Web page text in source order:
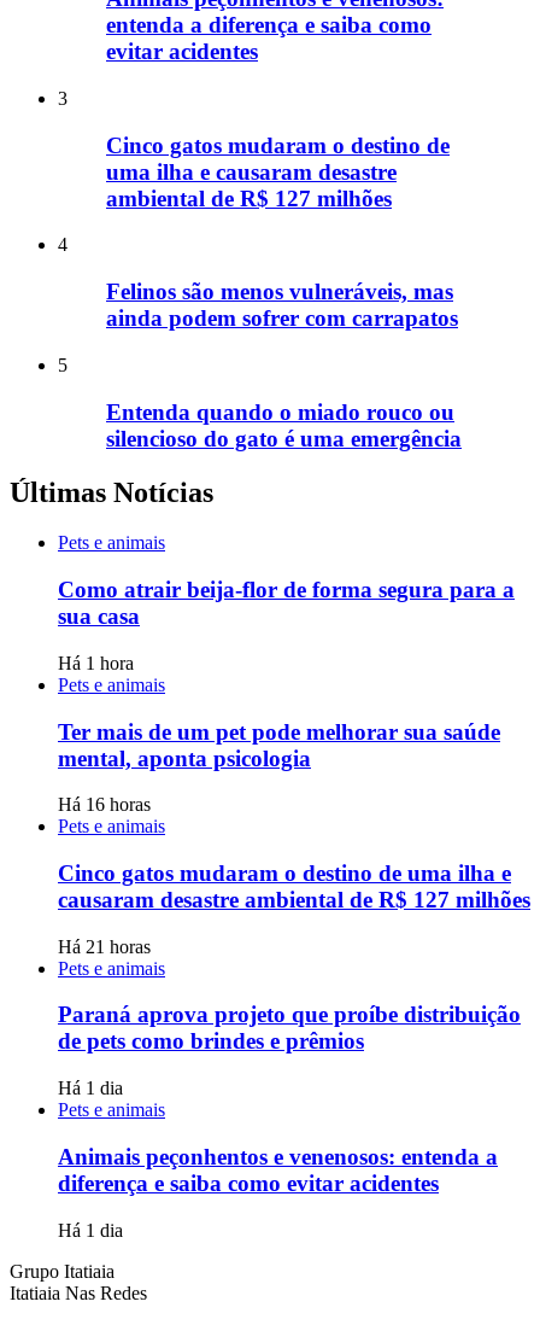
entenda a diferença e saiba como
evitar acidentes
3
Cinco gatos mudaram o destino de
uma ilha e causaram desastre
ambiental de R$ 127 milhões
4
Felinos são menos vulneráveis, mas
ainda podem sofrer com carrapatos
5
Entenda quando o miado rouco ou
silencioso do gato é uma emergência
Últimas Notícias
Pets e animais
Como atrair beija-flor de forma segura para a
sua casa
Há 1 hora
Pets e animais
Ter mais de um pet pode melhorar sua saúde
mental, aponta psicologia
Há 16 horas
Pets e animais
Cinco gatos mudaram o destino de uma ilha e
causaram desastre ambiental de R$ 127 milhões
Há 21 horas
Pets e animais
Paraná aprova projeto que proíbe distribuição
de pets como brindes e prêmios
Há 1 dia
Pets e animais
Animais peçonhentos e venenosos: entenda a
diferença e saiba como evitar acidentes
Há 1 dia
Grupo Itatiaia
Itatiaia Nas Redes